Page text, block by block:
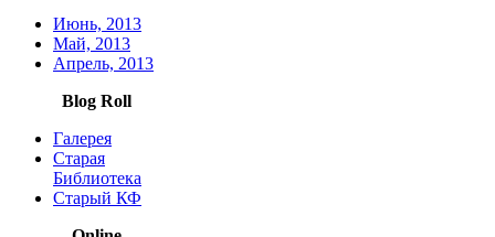
Июнь, 2013
Май, 2013
Апрель, 2013
Blog Roll
Галерея
Старая
Библиотека
Старый КФ